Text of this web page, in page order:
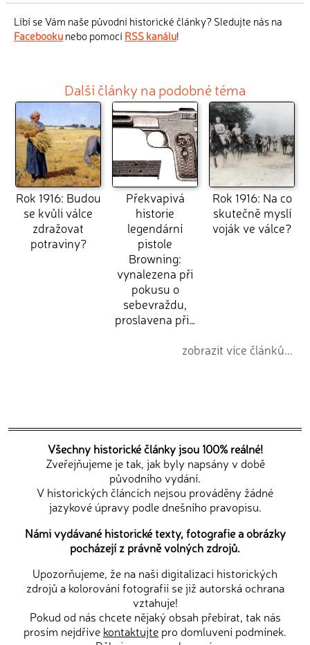
Líbí se Vám naše původní historické články? Sledujte nás na
Facebookunebo pomocí RSS kanálu!
Další články na podobné téma
Rok 1916: Budou
se kvůli válce
zdražovat
potraviny?
Překvapivá
historie
legendární
pistole
Browning:
vynalezena při
pokusu o
sebevraždu,
proslavena při…
Rok 1916: Na co
skutečně myslí
voják ve válce?
zobrazit více článků...
Všechny historické články jsou 100% reálné!
Zveřejňujeme je tak, jak byly napsány v době
původního vydání.
V historických článcích nejsou prováděny žádné
jazykové úpravy podle dnešního pravopisu.
Námi vydávané historické texty, fotografie a obrázky
pocházejí z právně volných zdrojů.
Upozorňujeme, že na naši digitalizaci historických
zdrojů a kolorování fotografií se již autorská ochrana
vztahuje!
Pokud od nás chcete nějaký obsah přebírat, tak nás
prosím nejdříve kontaktujte pro domluvení podmínek.